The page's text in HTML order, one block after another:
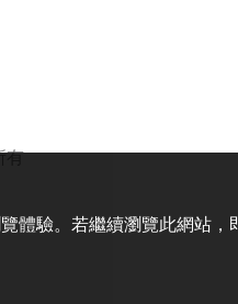
有
體驗。若繼續瀏覽此網站